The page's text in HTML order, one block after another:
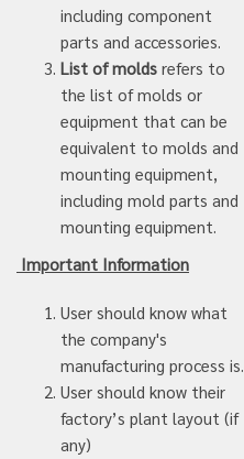
including component
parts and accessories.
List of molds refers to
the list of molds or
equipment that can be
equivalent to molds and
mounting equipment,
including mold parts and
mounting equipment.
Important Information
User should know what
the company's
manufacturing process is.
User should know their
factory’s plant layout (if
any)